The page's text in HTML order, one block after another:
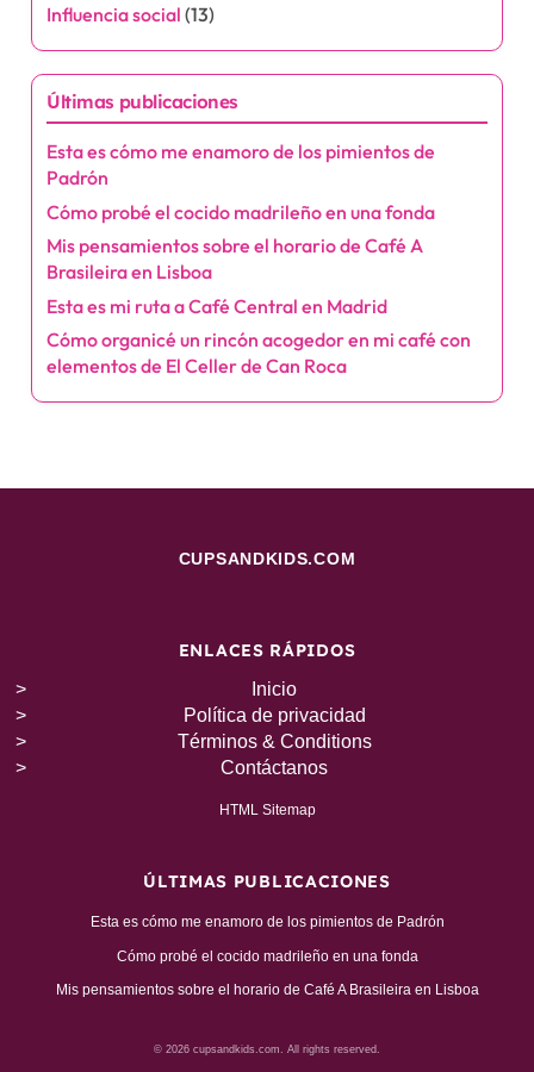
Influencia social (13)
Últimas publicaciones
Esta es cómo me enamoro de los pimientos de
Padrón
Cómo probé el cocido madrileño en una fonda
Mis pensamientos sobre el horario de Café A
Brasileira en Lisboa
Esta es mi ruta a Café Central en Madrid
Cómo organicé un rincón acogedor en mi café con
elementos de El Celler de Can Roca
CUPSANDKIDS.COM
ENLACES RÁPIDOS
Inicio
Política de privacidad
Términos & Conditions
Contáctanos
HTML Sitemap
ÚLTIMAS PUBLICACIONES
Esta es cómo me enamoro de los pimientos de Padrón
Cómo probé el cocido madrileño en una fonda
Mis pensamientos sobre el horario de Café A Brasileira en Lisboa
© 2026 cupsandkids.com. All rights reserved.